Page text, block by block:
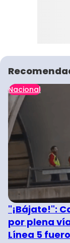
Nacional
"¡Bájate!":
por plena
Línea 5